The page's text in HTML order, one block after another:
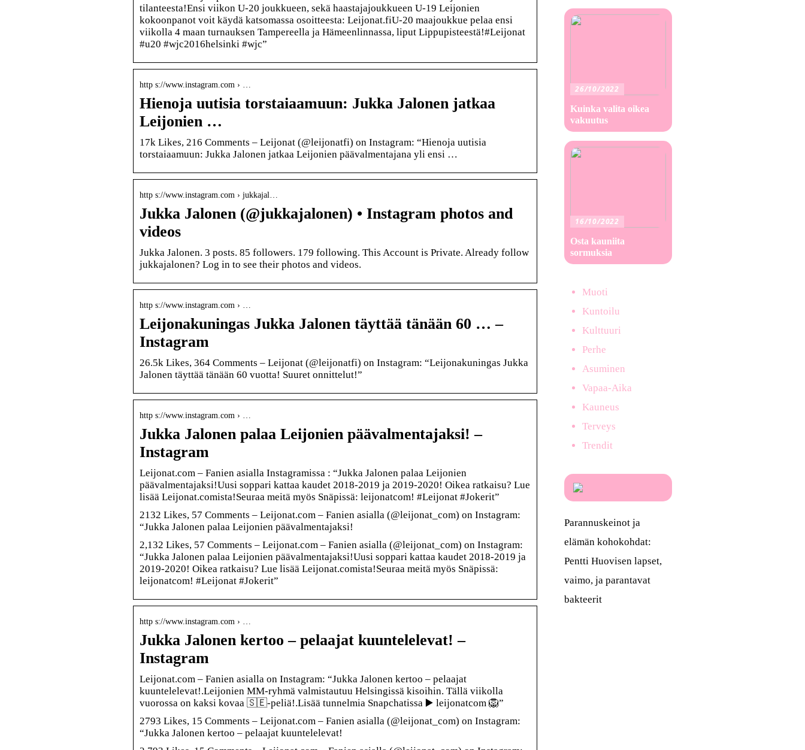
tilanteesta!Ensi viikon U-20 joukkueen, sekä haastajajoukkueen U-19 Leijonien
kokoonpanot voit käydä katsomassa osoitteesta: Leijonat.fiU-20 maajoukkue pelaa ensi
viikolla 4 maan turnauksen Tampereella ja Hämeenlinnassa, liput Lippupisteestä!#Leijonat
#u20 #wjc2016helsinki #wjc”
http s://www.instagram.com › …
Hienoja uutisia torstaiaamuun: Jukka Jalonen jatkaa
Leijonien …
17k Likes, 216 Comments – Leijonat (@leijonatfi) on Instagram: “Hienoja uutisia
torstaiaamuun: Jukka Jalonen jatkaa Leijonien päävalmentajana yli ensi …
http s://www.instagram.com › jukkajal…
Jukka Jalonen (@jukkajalonen) • Instagram photos and
videos
Jukka Jalonen. 3 posts. 85 followers. 179 following. This Account is Private. Already follow
jukkajalonen? Log in to see their photos and videos.
http s://www.instagram.com › …
Leijonakuningas Jukka Jalonen täyttää tänään 60 … –
Instagram
26.5k Likes, 364 Comments – Leijonat (@leijonatfi) on Instagram: “Leijonakuningas Jukka
Jalonen täyttää tänään 60 vuotta! Suuret onnittelut!”
http s://www.instagram.com › …
Jukka Jalonen palaa Leijonien päävalmentajaksi! –
Instagram
Leijonat.com – Fanien asialla Instagramissa : “Jukka Jalonen palaa Leijonien
päävalmentajaksi!Uusi soppari kattaa kaudet 2018-2019 ja 2019-2020! Oikea ratkaisu? Lue
lisää Leijonat.comista!Seuraa meitä myös Snäpissä: leijonatcom! #Leijonat #Jokerit”
2132 Likes, 57 Comments – Leijonat.com – Fanien asialla (@leijonat_com) on Instagram:
“Jukka Jalonen palaa Leijonien päävalmentajaksi!
2,132 Likes, 57 Comments – Leijonat.com – Fanien asialla (@leijonat_com) on Instagram:
“Jukka Jalonen palaa Leijonien päävalmentajaksi!Uusi soppari kattaa kaudet 2018-2019 ja
2019-2020! Oikea ratkaisu? Lue lisää Leijonat.comista!Seuraa meitä myös Snäpissä:
leijonatcom! #Leijonat #Jokerit”
http s://www.instagram.com › …
Jukka Jalonen kertoo – pelaajat kuuntelelevat! –
Instagram
Leijonat.com – Fanien asialla on Instagram: “Jukka Jalonen kertoo – pelaajat
kuuntelelevat!.Leijonien MM-ryhmä valmistautuu Helsingissä kisoihin. Tällä viikolla
vuorossa on kaksi kovaa 🇸🇪-peliä!.Lisää tunnelmia Snapchatissa ▶️ leijonatcom 🦁”
2793 Likes, 15 Comments – Leijonat.com – Fanien asialla (@leijonat_com) on Instagram:
“Jukka Jalonen kertoo – pelaajat kuuntelelevat!
26/10/2022
Kuinka valita oikea
vakuutus
16/10/2022
Osta kauniita
sormuksia
Muoti
Kuntoilu
Kulttuuri
Perhe
Asuminen
Vapaa-Aika
Kauneus
Terveys
Trendit
Parannuskeinot ja
elämän kohokohdat:
Pentti Huovisen lapset,
vaimo, ja parantavat
bakteerit